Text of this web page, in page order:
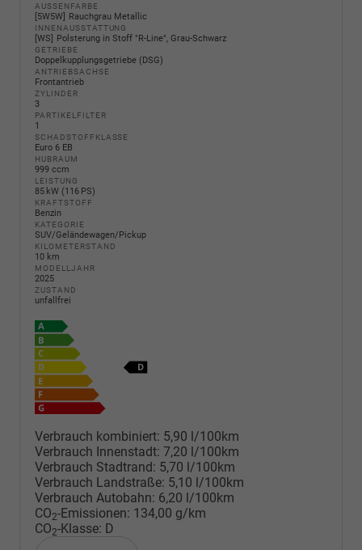
AUSSENFARBE
5W5W Rauchgrau Metallic
INNENAUSSTATTUNG
WS Polsterung in Stoff "R-Line", Grau-Schwarz
GETRIEBE
Doppelkupplungsgetriebe (DSG)
ANTRIEBSACHSE
Frontantrieb
ZYLINDER
3
PARTIKELFILTER
1
SCHADSTOFFKLASSE
Euro 6 EB
HUBRAUM
999 ccm
LEISTUNG
85 kW (116 PS)
KRAFTSTOFF
Benzin
KATEGORIE
SUV/Geländewagen/Pickup
KILOMETERSTAND
10 km
MODELLJAHR
2025
ZUSTAND
unfallfrei
Verbrauch kombiniert: 5,90 l/100km
Verbrauch Innenstadt: 7,20 l/100km
Verbrauch Stadtrand: 5,70 l/100km
Verbrauch Landstraße: 5,10 l/100km
Verbrauch Autobahn: 6,20 l/100km
CO2-Emissionen: 134,00 g/km
CO2-Klasse: D